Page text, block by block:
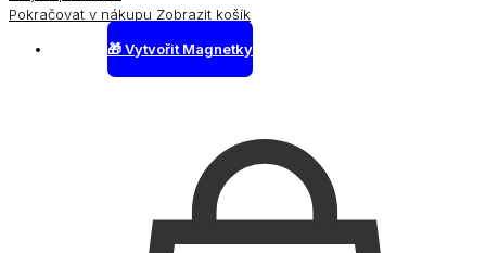
Pokračovat v nákupu Zobrazit košík
🎁 Vytvořit Magnetky